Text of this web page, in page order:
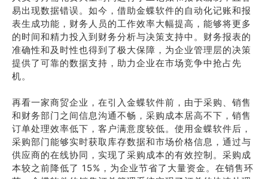
易出现数据错误。如今，借助金蝶软件的自动化记账和报
表生成功能，财务人员的工作效率大幅提高，能够将更多
的时间和精力投入到财务分析与决策支持中。财务报表的
准确性和及时性也得到了极大保障，为企业管理层的决策
提供了可靠的数据支持，助力企业在市场竞争中抢占先
机。
再看一家商贸企业，在引入金蝶软件前，由于采购、销售
和财务部门之间信息沟通不畅，采购成本居高不下，销售
订单处理效率低下，客户满意度较低。使用金蝶软件后，
采购部门能够实时获取库存数据和市场价格信息，通过与
供应商的在线协同，实现了采购成本的有效控制。采购成
本较之前降低了 15%，为企业节省了大量资金。在销售环